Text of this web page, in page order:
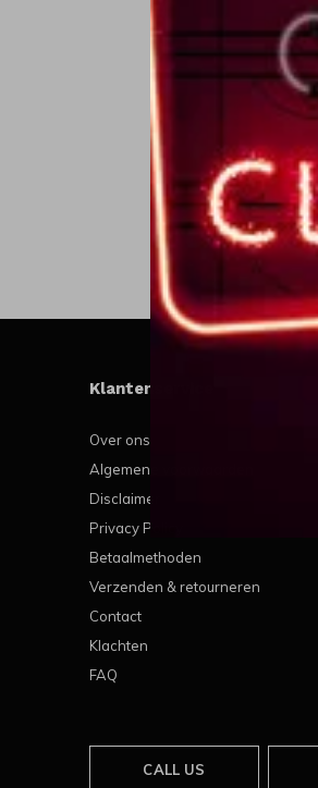
Klantenservice
Over ons
Algemene voorwaarden
Disclaimer
Privacy Policy
Betaalmethoden
Verzenden & retourneren
Contact
Klachten
FAQ
CALL US